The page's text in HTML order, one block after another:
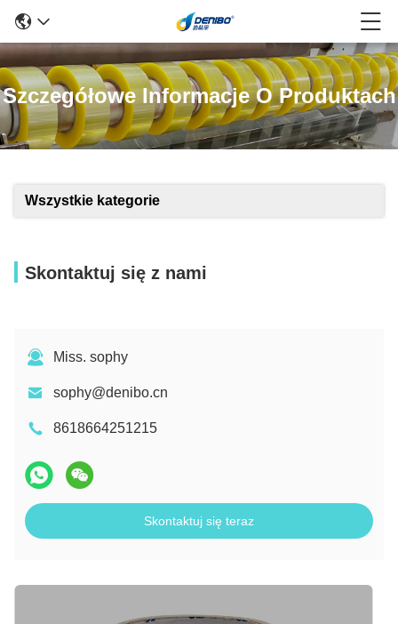
Szczegółowe Informacje O Produktach
Wszystkie kategorie
Skontaktuj się z nami
Miss. sophy
sophy@denibo.cn
8618664251215
Skontaktuj się teraz